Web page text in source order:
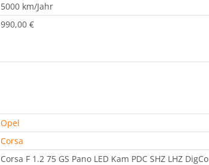
5000 km/Jahr
990,00 €
Opel
Corsa
Corsa F 1.2 75 GS Pano LED Kam PDC SHZ LHZ DigCo